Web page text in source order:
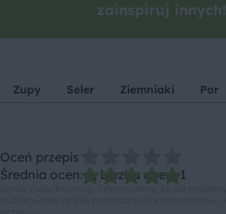
zainspiruj innych!
Zupy Seler Ziemniaki Por
Oceń przepis
Średnia ocen: 5, Liczba ocen: 1